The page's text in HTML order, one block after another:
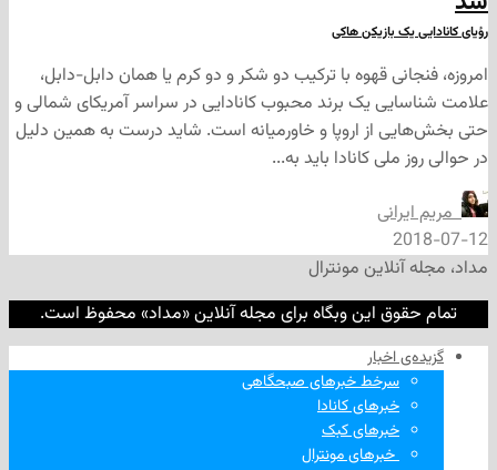
بازیکن هاکی
قهوه با ترکیب دو شکر و دو کرم یا همان دابل-دابل،
یک برند محبوب کانادایی در سراسر آمریکای شمالی و
از اروپا و خاورمیانه است. شاید درست به همین دلیل
کانادا باید به...
مونترال
این وبگاه برای مجله آنلاین «مداد» محفوظ است.
اخبار
سرخط خبرهای صبحگاهی
خبرهای کانادا
خبرهای کبک
‌ خبرهای مونترال